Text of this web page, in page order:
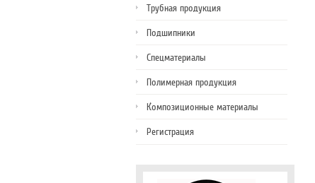
Трубная продукция
Подшипники
Спецматериалы
Полимерная продукция
Композиционные материалы
Регистрация